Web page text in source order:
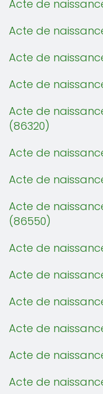
Acte de naissance
Acte de
Acte de
Acte de
Acte de naissance
(86320)
Acte de
Acte de
Acte de naissance
(86550)
Acte de
Acte de naissance
Acte de
Acte de
Acte de
Acte de